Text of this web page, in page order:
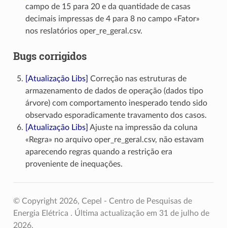
campo de 15 para 20 e da quantidade de casas
decimais impressas de 4 para 8 no campo «Fator»
nos reslatórios oper_re_geral.csv.
Bugs corrigidos
[Atualização Libs] Correção nas estruturas de
armazenamento de dados de operação (dados tipo
árvore) com comportamento inesperado tendo sido
observado esporadicamente travamento dos casos.
[Atualização Libs] Ajuste na impressão da coluna
«Regra» no arquivo oper_re_geral.csv, não estavam
aparecendo regras quando a restrição era
proveniente de inequações.
© Copyright 2026, Cepel - Centro de Pesquisas de
Energia Elétrica . Última actualização em 31 de julho de
2026.